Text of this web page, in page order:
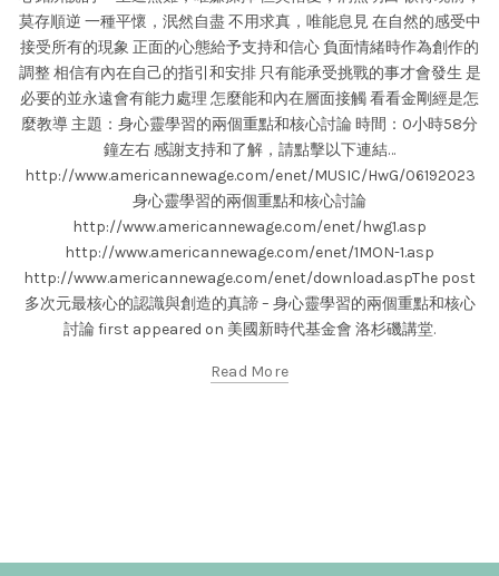
莫存順逆 一種平懷，泯然自盡 不用求真，唯能息見 在自然的感受中
接受所有的現象 正面的心態給予支持和信心 負面情緒時作為創作的
調整 相信有內在自己的指引和安排 只有能承受挑戰的事才會發生 是
必要的並永遠會有能力處理 怎麼能和內在層面接觸 看看金剛經是怎
麼教導 主題：身心靈學習的兩個重點和核心討論 時間：0小時58分
鐘左右 感謝支持和了解，請點擊以下連結…
http://www.americannewage.com/enet/MUSIC/HwG/06192023
身心靈學習的兩個重點和核心討論
http://www.americannewage.com/enet/hwg1.asp
http://www.americannewage.com/enet/1MON-1.asp
http://www.americannewage.com/enet/download.aspThe post
多次元最核心的認識與創造的真諦 – 身心靈學習的兩個重點和核心
討論 first appeared on 美國新時代基金會 洛杉磯講堂.
Read More